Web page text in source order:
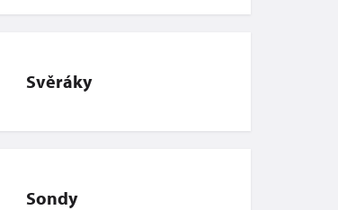
Svěráky
Sondy